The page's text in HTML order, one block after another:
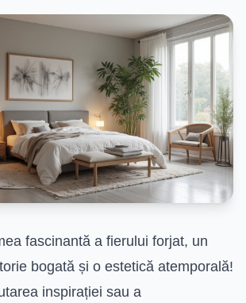
fascinantă a fierului forjat, un
bogată și o estetică atemporală!
inspirației sau a